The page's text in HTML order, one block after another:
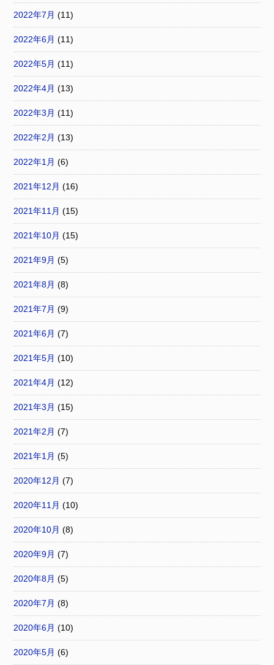
2022年7月 (11)
2022年6月 (11)
2022年5月 (11)
2022年4月 (13)
2022年3月 (11)
2022年2月 (13)
2022年1月 (6)
2021年12月 (16)
2021年11月 (15)
2021年10月 (15)
2021年9月 (5)
2021年8月 (8)
2021年7月 (9)
2021年6月 (7)
2021年5月 (10)
2021年4月 (12)
2021年3月 (15)
2021年2月 (7)
2021年1月 (5)
2020年12月 (7)
2020年11月 (10)
2020年10月 (8)
2020年9月 (7)
2020年8月 (5)
2020年7月 (8)
2020年6月 (10)
2020年5月 (6)